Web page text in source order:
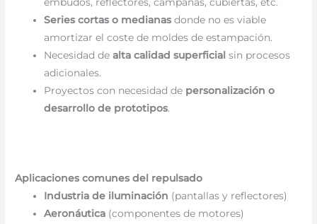
Series cortas o medianas donde no es viable
amortizar el coste de moldes de estampación.
Necesidad dealta calidad superficial sin procesos
adicionales.
Proyectos con necesidad de personalización o
desarrollo de prototipos.
Aplicaciones comunes del repulsado
Industria de iluminación (pantallas y reflectores)
Aeronáutica (componentes de motores)